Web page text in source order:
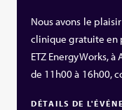
Nous avons le
clinique gratuite en
ETZ EnergyWorks,
de 11h00 à 16h00,
DÉTAILS DE